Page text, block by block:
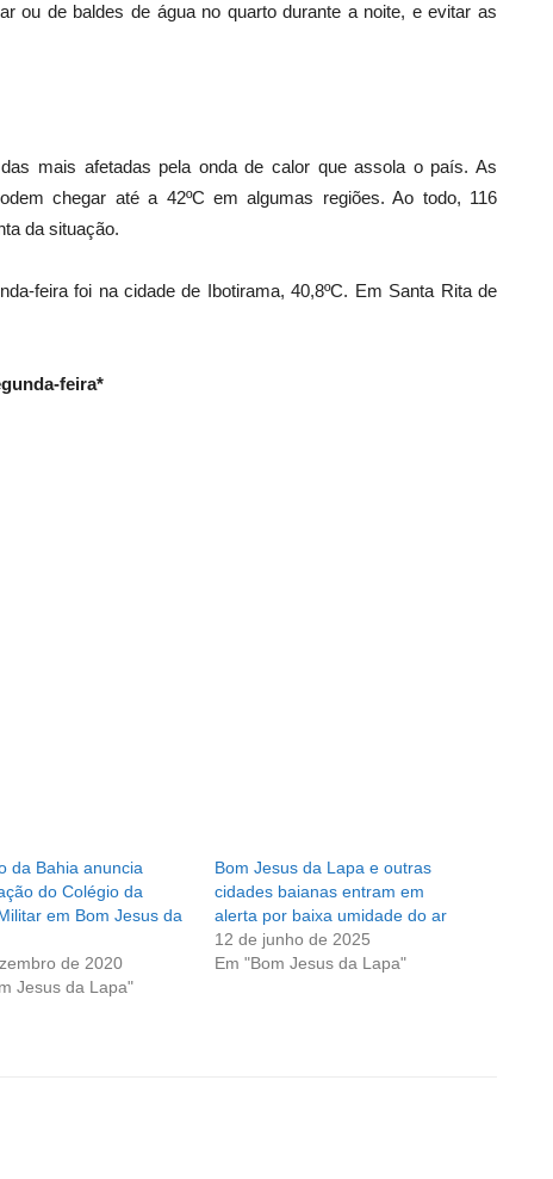
ou de baldes de água no quarto durante a noite, e evitar as
mais afetadas pela onda de calor que assola o país. As
chegar até a 42ºC em algumas regiões. Ao todo, 116
da situação.
feira foi na cidade de Ibotirama, 40,8ºC. Em Santa Rita de
feira*
da Bahia anuncia
do Colégio da
em Bom Jesus da
de 2020
Jesus da Lapa"
Bom Jesus da Lapa e outras
cidades baianas entram em
alerta por baixa umidade do ar
12 de junho de 2025
Em "Bom Jesus da Lapa"